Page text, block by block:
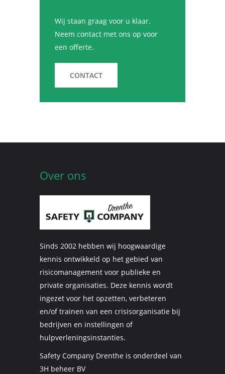
Wij staan graag voor u klaar.
Neem contact met ons op voor
een offerte.
CONTACT
Over ons
Sinds 2002 hebben wij hoogwaardige
kennis ontwikkeld op het gebied van
risicomanagement voor publieke en
private organisaties. Deze kennis wordt
ingezet voor het opzetten, verbeteren
en/of trainen van een crisisorganisatie bij
bedrijven en instellingen of
hulpverleningsinstanties.
Safety Company Drenthe is onderdeel van
3H beheer BV